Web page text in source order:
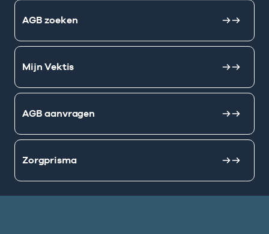
AGB zoeken
Mijn Vektis
AGB aanvragen
Zorgprisma